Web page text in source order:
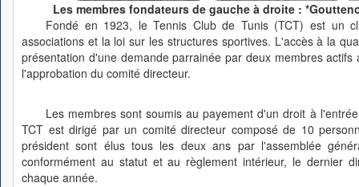
Les membres fondateurs de gauche à droite :
Fondé en 1923, le Tennis Club de Tunis (TCT) est un
associations et la loi sur les structures sportives. L'accès à la
présentation d'une demande parrainée par deux membres
l'approbation du comité directeur.
Les membres sont soumis au payement d'un droit à
TCT est dirigé par un comité directeur composé de 10
président sont élus tous les deux ans par l'assemblée
conformément au statut et au règlement intérieur, le dernier
chaque année.